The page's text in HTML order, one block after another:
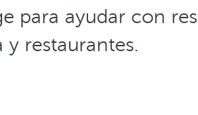
para ayudar con
y restaurantes.